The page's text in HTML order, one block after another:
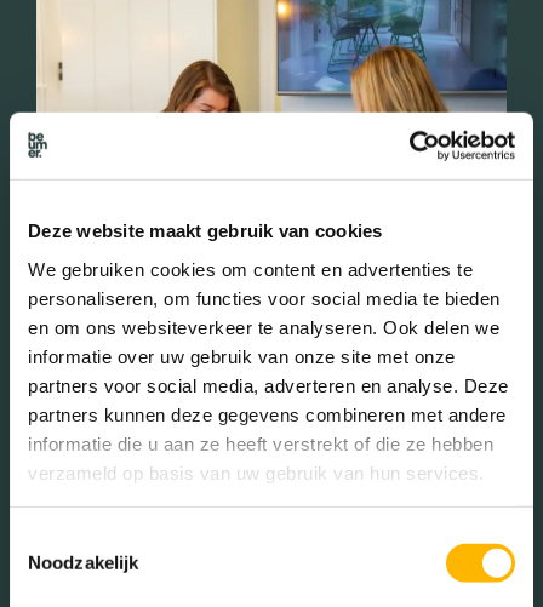
Deze website maakt gebruik van cookies
We gebruiken cookies om content en advertenties te
personaliseren, om functies voor social media te bieden
en om ons websiteverkeer te analyseren. Ook delen we
informatie over uw gebruik van onze site met onze
partners voor social media, adverteren en analyse. Deze
partners kunnen deze gegevens combineren met andere
informatie die u aan ze heeft verstrekt of die ze hebben
verzameld op basis van uw gebruik van hun services.
Noodzakelijk
Makelaar Kruiskamp,
huis kopen
van woningen gaat op dit moment snel. Hierdoor kan de
aankoop van een huis in deze wijk lastig zijn. We begeleiden je